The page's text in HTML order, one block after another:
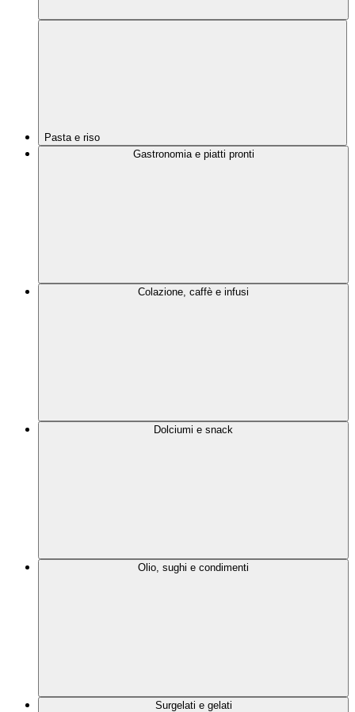
Pasta e riso
Gastronomia e piatti pronti
Colazione, caffè e infusi
Dolciumi e snack
Olio, sughi e condimenti
Surgelati e gelati